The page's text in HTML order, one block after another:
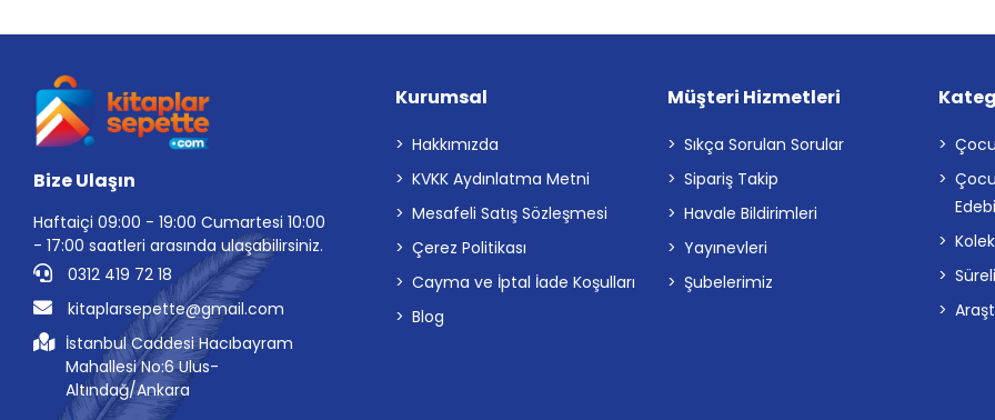
Bize Ulaşın
Haftaiçi 09:00 - 19:00 Cumartesi 10:00
- 17:00 saatleri arasında ulaşabilirsiniz.
0312 419 72 18
kitaplarsepette@gmail.com
İstanbul Caddesi Hacıbayram
Mahallesi No:6 Ulus-
Altındağ/Ankara
Kurumsal
Hakkımızda
KVKK Aydınlatma Metni
Mesafeli Satış Sözleşmesi
Çerez Politikası
Cayma ve İptal İade Koşulları
Blog
Müşteri Hizmetleri
Sıkça Sorulan Sorular
Sipariş Takip
Havale Bildirimleri
Yayınevleri
Şubelerimiz